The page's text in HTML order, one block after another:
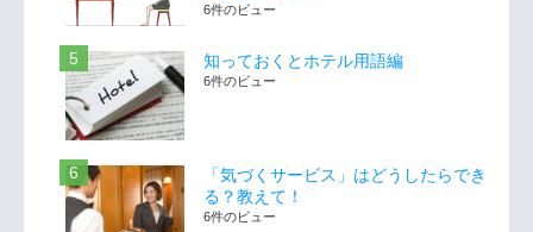
6件のビュー
知っておくとホテル用語編
6件のビュー
「気づくサービス」はどうしたらでき
る？教えて！
6件のビュー